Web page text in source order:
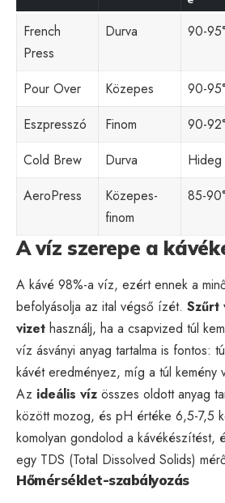
French
Press
Durva 90-
Pour Over Közepes 90-
Eszpresszó
Finom 90-
Cold Brew
Durva Hideg
AeroPress
Közepes-
finom
85-
A víz szerepe a
A kávé 98%-a víz, ezért ennek a
befolyásolja az ital végső ízét. Szűrt
vizet használj, ha a csapvized túl
víz ásványi anyag tartalma is fontos:
kávét eredményez, míg a túl kemény
Az ideális víz összes oldott anyag
között mozog, és pH értéke 6,5-7,5
komolyan gondolod a kávékészítést,
egy TDS (Total Dissolved Solids)
Hőmérséklet-szabályozás